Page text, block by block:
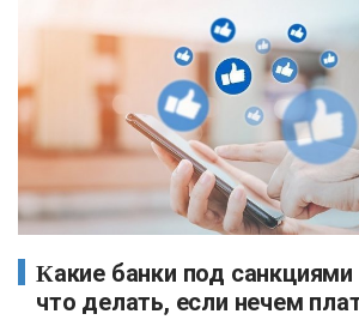
Какие банки под санкциями в 2023 году и
что делать, если нечем